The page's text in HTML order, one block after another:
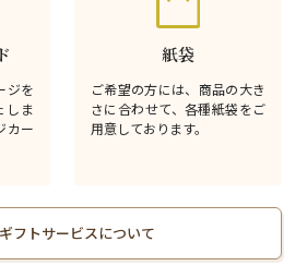
ジを
しま
カー
紙袋
ご希望の方には、商品の大き
さに合わせて、各種紙袋をご
用意しております。
フトサービスについて